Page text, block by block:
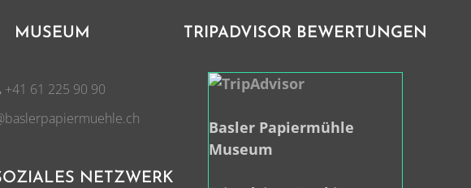
MUSEUM
+41 61 225 90 90
NETZWERK
TRIPADVISOR BEWERTUNGEN
Basler Papiermühle
Museum